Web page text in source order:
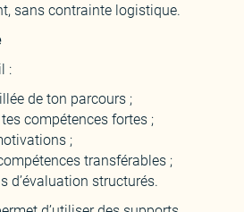
sans contrainte logistique.
:
de ton parcours ;
compétences fortes ;
;
transférables ;
d’évaluation structurés.